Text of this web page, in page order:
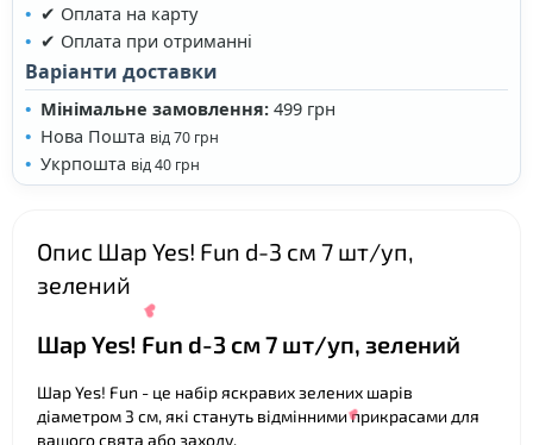
✔ Оплата на карту
✔ Оплата при отриманні
Варіанти доставки
Мінімальне замовлення: 499 грн
Нова Пошта від 70 грн
Укрпошта від 40 грн
Опис Шар Yes! Fun d-3 cм 7 шт/уп,
зелений
Шар Yes! Fun d-3 см 7 шт/уп, зелений
Шар Yes! Fun - це набір яскравих зелених шарів
діаметром 3 см, які стануть відмінними прикрасами для
вашого свята або заходу.